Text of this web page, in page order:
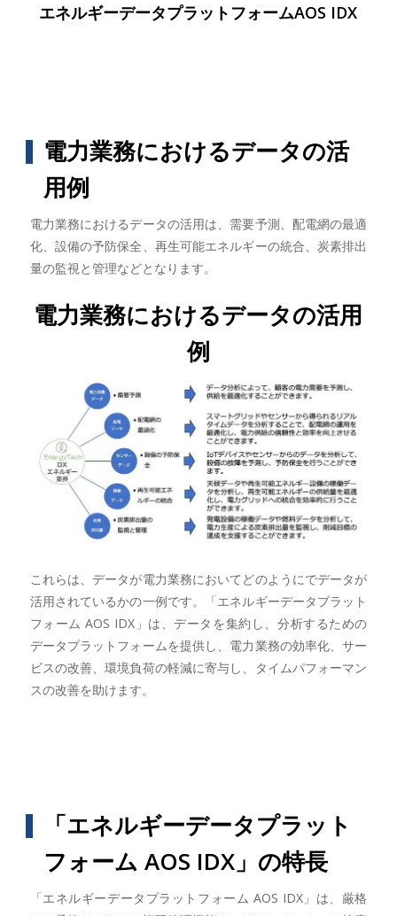
エネルギーデータプラットフォームAOS IDX
電力業務におけるデータの活
用例
電力業務におけるデータの活用は、需要予測、配電網の最適
化、設備の予防保全、再生可能エネルギーの統合、炭素排出
量の監視と管理などとなります。
電力業務におけるデータの活用
例
これらは、データが電力業務においてどのようにでデータが
活用されているかの一例です。「エネルギーデータプラット
フォーム AOS IDX」は、データを集約し、分析するための
データプラットフォームを提供し、電力業務の効率化、サー
ビスの改善、環境負荷の軽減に寄与し、タイムパフォーマン
スの改善を助けます。
「エネルギーデータプラット
フォーム AOS IDX」の特長
「エネルギーデータプラットフォーム AOS IDX」は、厳格